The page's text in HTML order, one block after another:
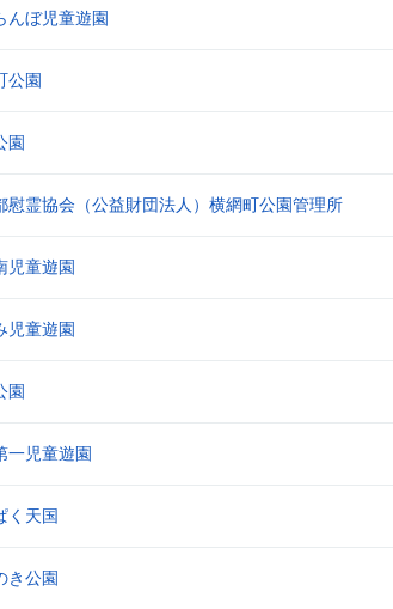
んぼ児童遊園
公園
園
慰霊協会（公益財団法人）横網町公園管理所
児童遊園
児童遊園
園
一児童遊園
く天国
き公園